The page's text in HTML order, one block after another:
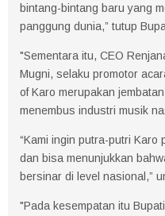
bintang-bintang baru yang
panggung dunia,” tutup
"Sementara itu, CEO
Mugni, selaku promotor
of Karo merupakan
menembus industri musik
“Kami ingin putra-putri Karo
dan bisa menunjukkan
bersinar di level nasional,”
"Pada kesempatan itu